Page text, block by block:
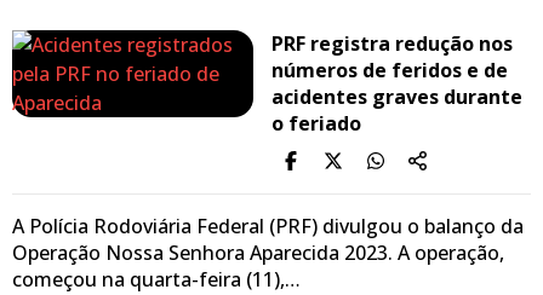
PRF registra redução nos
números de feridos e de
acidentes graves durante
o feriado
A Polícia Rodoviária Federal (PRF) divulgou o balanço da
Operação Nossa Senhora Aparecida 2023. A operação,
começou na quarta-feira (11),…